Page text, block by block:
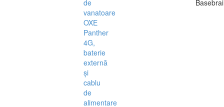
de
vanatoare
OXE
Panther
4G,
baterie
externă
și
cablu
de
alimentare